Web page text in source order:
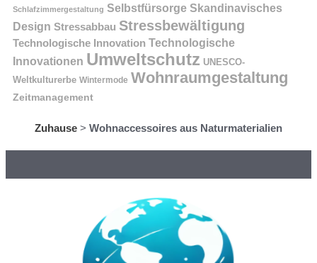
Schlafzimmergestaltung Selbstfürsorge Skandinavisches
Design Stressabbau Stressbewältigung
Technologische Innovation Technologische
Innovationen Umweltschutz UNESCO-
Weltkulturerbe Wintermode Wohnraumgestaltung
Zeitmanagement
Zuhause > Wohnaccessoires aus Naturmaterialien